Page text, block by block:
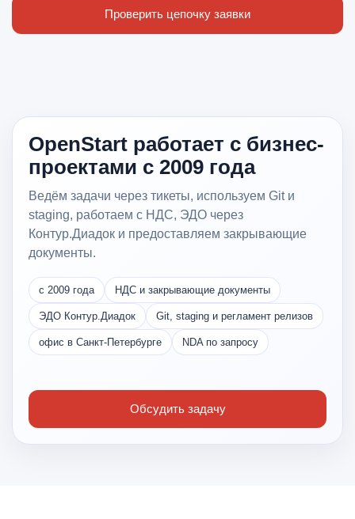
Проверить цепочку заявки
OpenStart работает с бизнес-
проектами с 2009 года
Ведём задачи через тикеты, используем Git и
staging, работаем с НДС, ЭДО через
Контур.Диадок и предоставляем закрывающие
документы.
с 2009 года НДС и закрывающие документы
ЭДО Контур.Диадок Git, staging и регламент релизов
офис в Санкт-Петербурге NDA по запросу
Обсудить задачу